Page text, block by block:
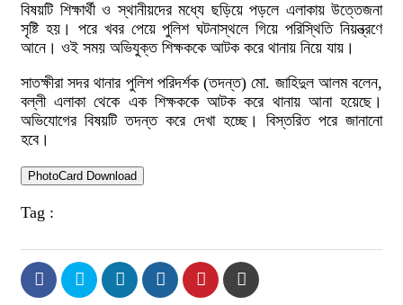
বিষয়টি শিক্ষার্থী ও স্থানীয়দের মধ্যে ছড়িয়ে পড়লে এলাকায় উত্তেজনা
সৃষ্টি হয়। পরে খবর পেয়ে পুলিশ ঘটনাস্থলে গিয়ে পরিস্থিতি নিয়ন্ত্রণে
আনে। ওই সময় অভিযুক্ত শিক্ষককে আটক করে থানায় নিয়ে যায়।
সাতক্ষীরা সদর থানার পুলিশ পরিদর্শক (তদন্ত) মো. জাহিদুল আলম বলেন,
বল্লী এলাকা থেকে এক শিক্ষককে আটক করে থানায় আনা হয়েছে।
অভিযোগের বিষয়টি তদন্ত করে দেখা হচ্ছে। বিস্তরিত পরে জানানো
হবে।
PhotoCard Download
Tag :